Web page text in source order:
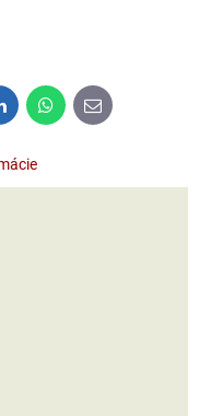
WhatsApp
E-
mail